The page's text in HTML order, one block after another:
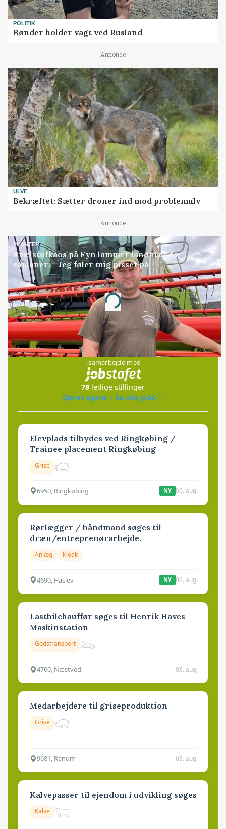
POLITIK
Bønder holder vagt ved Rusland
Annonce
ULVE
Bekræftet: Sætter droner ind mod problemulv
Annonce
PLANTER
Kvælstofkaos på Fyn lammer landmænds
såplaner: - Jeg føler mig pisset på
Annonce
Loading...
Jobs
i samarbejde med
78 ledige stillinger
Opret agent
Se alle jobs
Elevplads tilbydes ved Ringkøbing /
Trainee placement Ringkøbing
Grise
6950, Ringkøbing NY 06. aug.
Rørlægger / håndmand søges til
dræn/entreprenørarbejde.
Anlæg Kloak
4690, Haslev NY 06. aug.
Lastbilchauffør søges til Henrik Haves
Maskinstation
Godstransport
4700, Næstved 03. aug.
Medarbejdere til griseproduktion
Grise
9681, Ranum 03. aug.
Kalvepasser til ejendom i udvikling søges
Kalve